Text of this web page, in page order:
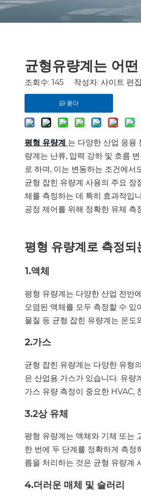
균형유량계는 어
조회수: 145 작성자: 사이트 편
묻다
평형 유량계 는 다양한 산업 응용
량계는 난류, 압력 강하 및 흐름
로 하며, 이는 변동하는 조건에서
균형 잡힌 유량계 사용의 주요 장
체를 측정하는 데 특히 효과적입
공정 제어를 위해 정확한 유체 측
평형 유량계로 측정되
1.액체
평형 유량계는 다양한 산업 전반
오염된 액체를 모두 측정할 수
물질 등 균형 잡힌 유량계는 온도
2.가스
균형 잡힌 유량계는 다양한 유형
은 산업용 가스가 있습니다. 유
가스 유량 측정이 중요한 HVAC,
3.2상 유체
평형 유량계는 액체와 기체 또는
한 번에 두 단계를 정확하게 측
름을 처리하는 것은 균형 유량계
4.더러운 매체 및 슬러리